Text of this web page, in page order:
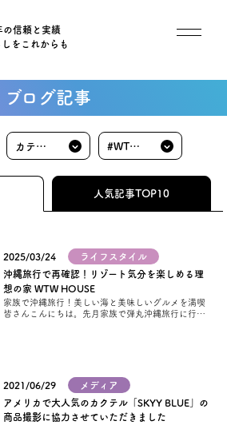
の信頼と実績
をこれからも
ュー
ブログ記事
カテゴ
リ
#WTW
HOUSE
人気記事TOP10
2025/03/24
ライフスタイル
沖縄旅行で再確認！リゾート気分を楽しめる理
想の家 WTW HOUSE
家族で沖縄旅行！美しい海と美味しいグルメを満喫
皆さんこんにちは。先月家族で弾丸沖縄旅行に行っ
2021/06/29
メディア
アメリカで大人気のカクテル「SKYY BLUE」の
商品撮影に協力させていただきました